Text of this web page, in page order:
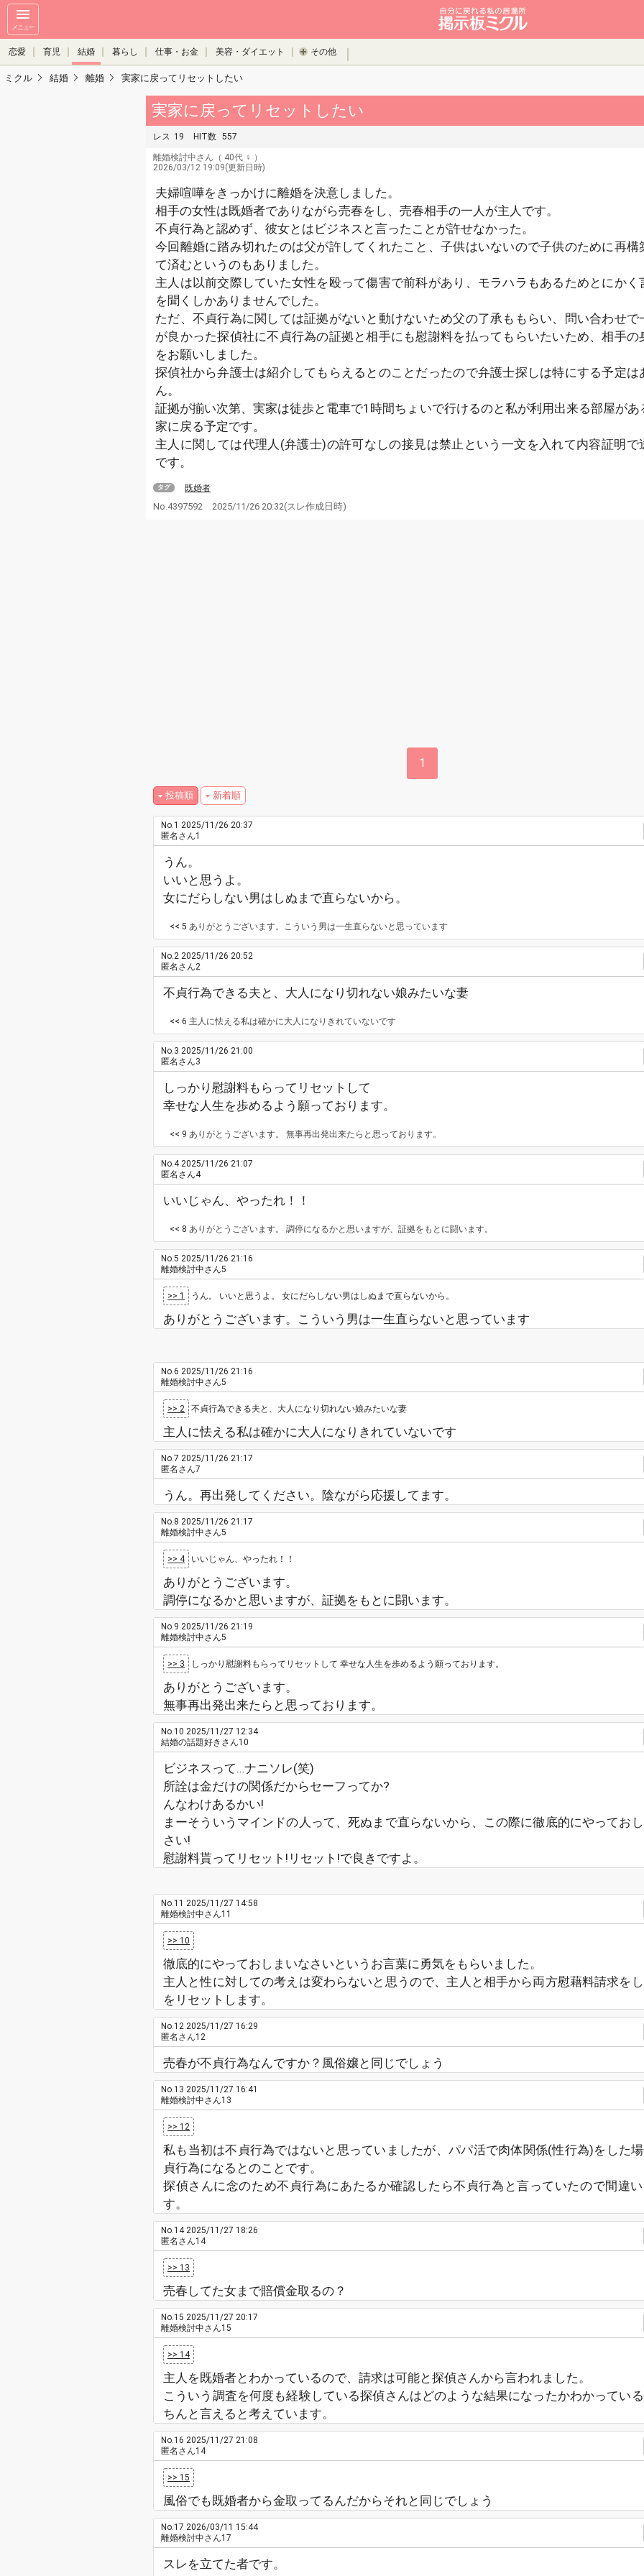
メニュー
恋愛 育児 結婚 暮らし 仕事・お金 美容・ダイエット その他
ミクル 結婚 離婚 実家に戻ってリセットしたい
実家に戻ってリセットしたい
レス 19 HIT数 557
離婚検討中さん （ 40代 ♀ ）
2026/03/12 19:09(更新日時)
夫婦喧嘩をきっかけに離婚を決意しました。
相手の女性は既婚者でありながら売春をし、売春相手の一人が主人です。
不貞行為と認めず、彼女とはビジネスと言ったことが許せなかった。
今回離婚に踏み切れたのは父が許してくれたこと、子供はいないので子供のために再構
て済むというのもありました。
主人は以前交際していた女性を殴って傷害で前科があり、モラハラもあるためとにかく
を聞くしかありませんでした。
ただ、不貞行為に関しては証拠がないと動けないため父の了承ももらい、問い合わせで
が良かった探偵社に不貞行為の証拠と相手にも慰謝料を払ってもらいたいため、相手の
をお願いしました。
探偵社から弁護士は紹介してもらえるとのことだったので弁護士探しは特にする予定は
ん。
証拠が揃い次第、実家は徒歩と電車で1時間ちょいで行けるのと私が利用出来る部屋があ
家に戻る予定です。
主人に関しては代理人(弁護士)の許可なしの接見は禁止という一文を入れて内容証明で
です。
タグ 既婚者
No.4397592 2025/11/26 20:32(スレ作成日時)
1
投稿順 新着順
No.1 2025/11/26 20:37
匿名さん1
うん。
いいと思うよ。
女にだらしない男はしぬまで直らないから。
<< 5 ありがとうございます。こういう男は一生直らないと思っています
No.2 2025/11/26 20:52
匿名さん2
不貞行為できる夫と、大人になり切れない娘みたいな妻
<< 6 主人に怯える私は確かに大人になりきれていないです
No.3 2025/11/26 21:00
匿名さん3
しっかり慰謝料もらってリセットして
幸せな人生を歩めるよう願っております。
<< 9 ありがとうございます。 無事再出発出来たらと思っております。
No.42025/11/26 21:07
匿名さん4
いいじゃん、やったれ！！
<< 8 ありがとうございます。 調停になるかと思いますが、証拠をもとに闘います。
No.5 2025/11/26 21:16
離婚検討中さん5
>> 1 うん。 いいと思うよ。 女にだらしない男はしぬまで直らないから。
ありがとうございます。こういう男は一生直らないと思っています
No.6 2025/11/26 21:16
離婚検討中さん5
>> 2 不貞行為できる夫と、大人になり切れない娘みたいな妻
主人に怯える私は確かに大人になりきれていないです
No.7 2025/11/26 21:17
匿名さん7
うん。再出発してください。陰ながら応援してます。
No.8 2025/11/26 21:17
離婚検討中さん5
>> 4 いいじゃん、やったれ！！
ありがとうございます。
調停になるかと思いますが、証拠をもとに闘います。
No.9 2025/11/26 21:19
離婚検討中さん5
>> 3 しっかり慰謝料もらってリセットして 幸せな人生を歩めるよう願っております。
ありがとうございます。
無事再出発出来たらと思っております。
No.10 2025/11/27 12:34
結婚の話題好きさん10
ビジネスって…ナニソレ(笑)
所詮は金だけの関係だからセーフってか?
んなわけあるかい!
まーそういうマインドの人って、死ぬまで直らないから、この際に徹底的にやってお
さい!
慰謝料貰ってリセット!リセット!で良きですよ。
No.11 2025/11/27 14:58
離婚検討中さん11
>> 10
徹底的にやっておしまいなさいというお言葉に勇気をもらいました。
主人と性に対しての考えは変わらないと思うので、主人と相手から両方慰藉料請求を
をリセットします。
No.12 2025/11/27 16:29
匿名さん12
売春が不貞行為なんですか？風俗嬢と同じでしょう
No.13 2025/11/27 16:41
離婚検討中さん13
>> 12
私も当初は不貞行為ではないと思っていましたが、パパ活で肉体関係(性行為)をした
貞行為になるとのことです。
探偵さんに念のため不貞行為にあたるか確認したら不貞行為と言っていたので間違
す。
No.142025/11/27 18:26
匿名さん14
>> 13
売春してた女まで賠償金取るの？
No.15 2025/11/27 20:17
離婚検討中さん15
>> 14
主人を既婚者とわかっているので、請求は可能と探偵さんから言われました。
こういう調査を何度も経験している探偵さんはどのような結果になったかわかってい
ちんと言えると考えています。
No.16 2025/11/27 21:08
匿名さん14
>> 15
風俗でも既婚者から金取ってるんだからそれと同じでしょう
No.17 2026/03/11 15:44
離婚検討中さん17
スレを立てた者です。